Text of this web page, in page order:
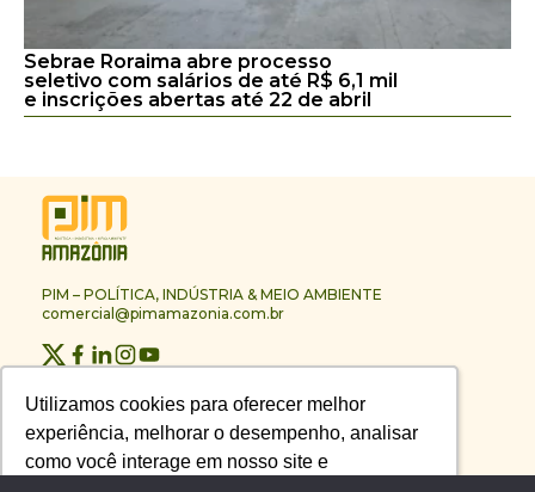
Utilizamos cookies para oferecer melhor
experiência, melhorar o desempenho, analisar
como você interage em nosso site e
Utilizamos cookies para oferecer melhor
experiência, melhorar o desempenho, analisar
como você interage em nosso site e
Sebrae Roraima abre processo
seletivo com salários de até R$ 6,1 mil
e inscrições abertas até 22 de abril
PIM – POLÍTICA, INDÚSTRIA & MEIO AMBIENTE
comercial@pimamazonia.com.br
Contato
Publicidade
Melhores Empresas